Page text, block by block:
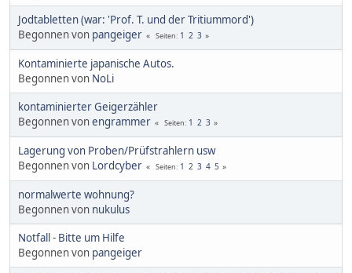
Jodtabletten (war: 'Prof. T. und der Tritiummord')
Begonnen von pangeiger Seiten 1 2 3
Kontaminierte japanische Autos.
Begonnen von NoLi
kontaminierter Geigerzähler
Begonnen vonengrammer Seiten 1 2 3
Lagerung von Proben/Prüfstrahlern usw
Begonnen von Lordcyber Seiten 1 2 3 4 5
normalwerte wohnung?
Begonnen von nukulus
Notfall - Bitte um Hilfe
Begonnen von pangeiger